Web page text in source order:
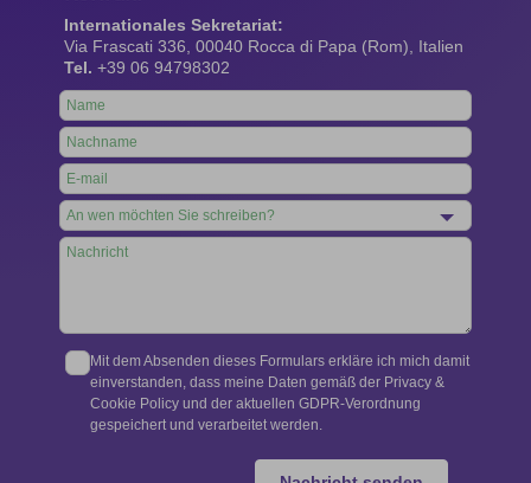
Internationales Sekretariat:
Via Frascati 336, 00040 Rocca di Papa (Rom), Italien
Tel. +39 06 94798302
Leave
this
field
blank
Mit dem Absenden dieses Formulars erkläre ich mich damit
einverstanden, dass meine Daten gemäß der Privacy &
Cookie Policy und der aktuellen GDPR-Verordnung
gespeichert und verarbeitet werden.